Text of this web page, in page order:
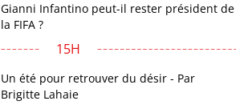
Gianni Infantino peut-il rester président de
la FIFA ?
15H
Un été pour retrouver du désir - Par
Brigitte Lahaie